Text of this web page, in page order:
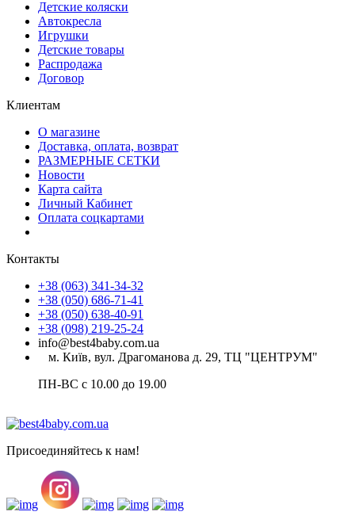
Детские коляски
Автокресла
Игрушки
Детские товары
Распродажа
Договор
Клиентам
О магазине
Доставка, оплата, возврат
РАЗМЕРНЫЕ СЕТКИ
Новости
Карта сайта
Личный Кабинет
Оплата соцкартами
Контакты
+38 (063) 341-34-32
+38 (050) 686-71-41
+38 (050) 638-40-91
+38 (098) 219-25-24
info@best4baby.com.ua
м. Київ, вул. Драгоманова д. 29, ТЦ "ЦЕНТРУМ"
ПН-ВС с 10.00 до 19.00
Присоединяйтесь к нам!